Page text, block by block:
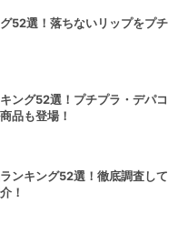
52選！落ちないリップをプチ
ング52選！プチプラ・デパコ
品も登場！
ンキング52選！徹底調査して
！